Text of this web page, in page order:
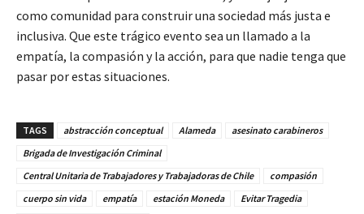
como comunidad para construir una sociedad más justa e
inclusiva. Que este trágico evento sea un llamado a la
empatía, la compasión y la acción, para que nadie tenga que
pasar por estas situaciones.
TAGS abstracción conceptual Alameda
asesinato carabineros
Brigada de Investigación Criminal
Central Unitaria de Trabajadores y Trabajadoras de Chile
compasión
cuerpo sin vida
empatía estación Moneda
Evitar Tragedia